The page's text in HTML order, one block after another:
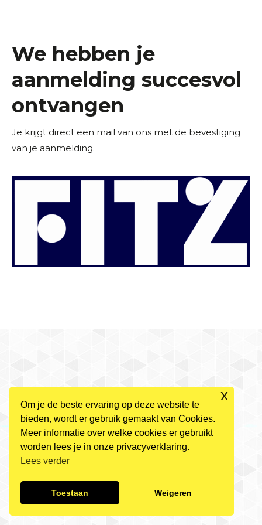
Om je de beste ervaring op deze website te
bieden, wordt er gebruik gemaakt van Cookies.
Meer informatie over welke cookies er gebruikt
worden lees je in onze privacyverklaring.
Lees verder
Toestaan Weigeren
x
We hebben je
aanmelding succesvol
ontvangen
Je krijgt direct een mail van ons met de bevestiging
van je aanmelding.